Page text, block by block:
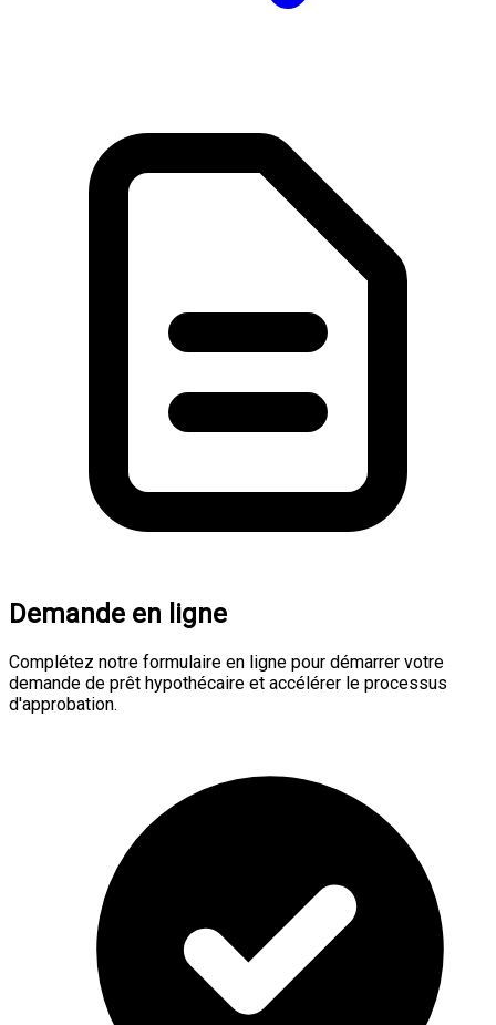
Demande en ligne
Complétez notre formulaire en ligne pour démarrer votre
demande de prêt hypothécaire et accélérer le processus
d'approbation.